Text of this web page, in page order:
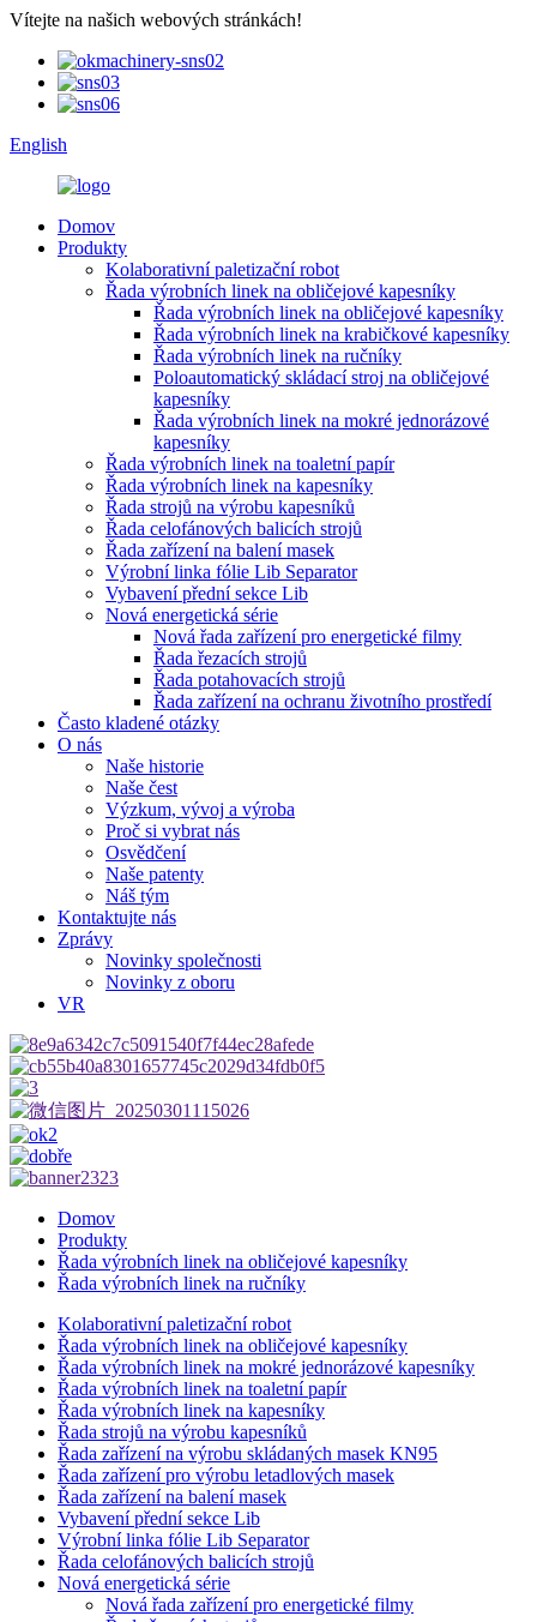
Vítejte na našich webových stránkách!
English
Domov
Produkty
Kolaborativní paletizační robot
Řada výrobních linek na obličejové kapesníky
Řada výrobních linek na obličejové kapesníky
Řada výrobních linek na krabičkové kapesníky
Řada výrobních linek na ručníky
Poloautomatický skládací stroj na obličejové
kapesníky
Řada výrobních linek na mokré jednorázové
kapesníky
Řada výrobních linek na toaletní papír
Řada výrobních linek na kapesníky
Řada strojů na výrobu kapesníků
Řada celofánových balicích strojů
Řada zařízení na balení masek
Výrobní linka fólie Lib Separator
Vybavení přední sekce Lib
Nová energetická série
Nová řada zařízení pro energetické filmy
Řada řezacích strojů
Řada potahovacích strojů
Řada zařízení na ochranu životního prostředí
Často kladené otázky
O nás
Naše historie
Naše čest
Výzkum, vývoj a výroba
Proč si vybrat nás
Osvědčení
Naše patenty
Náš tým
Kontaktujte nás
Zprávy
Novinky společnosti
Novinky z oboru
VR
Domov
Produkty
Řada výrobních linek na obličejové kapesníky
Řada výrobních linek na ručníky
Kolaborativní paletizační robot
Řada výrobních linek na obličejové kapesníky
Řada výrobních linek na mokré jednorázové kapesníky
Řada výrobních linek na toaletní papír
Řada výrobních linek na kapesníky
Řada strojů na výrobu kapesníků
Řada zařízení na výrobu skládaných masek KN95
Řada zařízení pro výrobu letadlových masek
Řada zařízení na balení masek
Vybavení přední sekce Lib
Výrobní linka fólie Lib Separator
Řada celofánových balicích strojů
Nová energetická série
Nová řada zařízení pro energetické filmy